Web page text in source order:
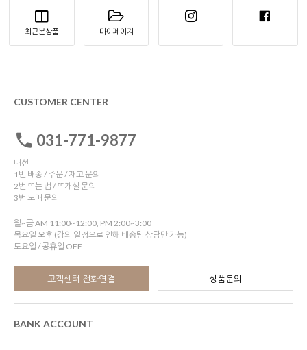
최근본상품 마이페이지
CUSTOMER CENTER
031-771-9877
내선
1번 배송 / 주문 / 재고 문의
2번 뜨는 법 / 뜨개실 문의
3번 도매 문의
월~금 AM 11:00~12:00, PM 2:00~3:00
목요일 오후 (강의 일정으로 인해 배송팀 상담만 가능)
토요일 / 공휴일 OFF
고객센터 전화연결 상품문의
BANK ACCOUNT